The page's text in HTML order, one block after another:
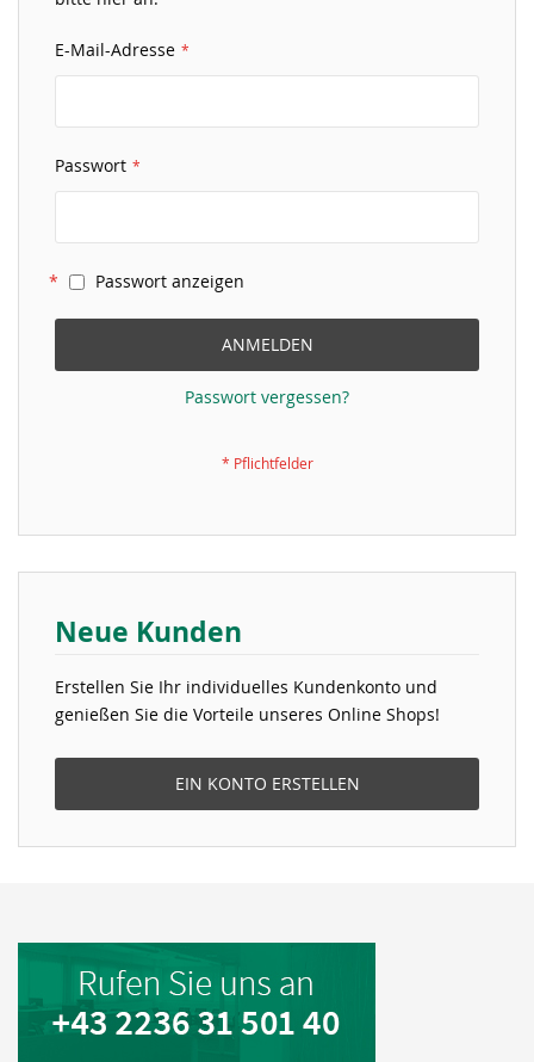
E-Mail-Adresse
Passwort
Passwort anzeigen
ANMELDEN
Passwort vergessen?
Neue Kunden
Erstellen Sie Ihr individuelles Kundenkonto und
genießen Sie die Vorteile unseres Online Shops!
EIN KONTO ERSTELLEN